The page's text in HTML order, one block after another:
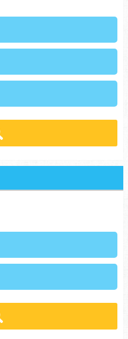
天然攻め
年下攻め
ヤンキー攻め
黒髪受け
俺様
ロマンス